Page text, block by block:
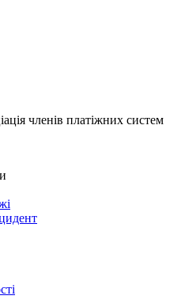
членів платіжних систем